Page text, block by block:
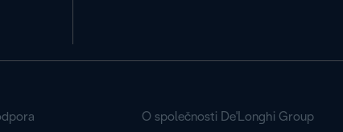
O společnosti De'Longhi Group